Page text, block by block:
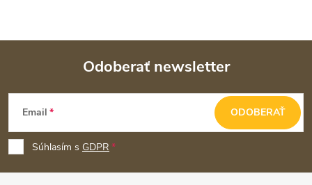
Z
p
ä
Odoberať newsletter
Email
Súhlasím s GDPR
ODOBERAŤ